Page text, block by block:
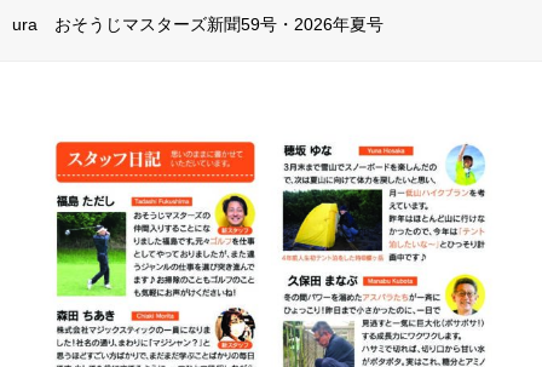
ura おそうじマスターズ新聞59号・2026年夏号